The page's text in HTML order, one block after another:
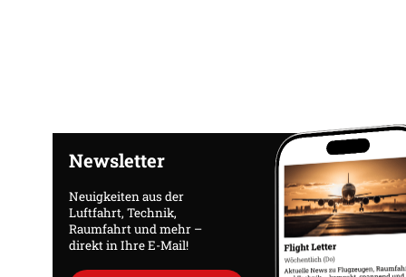
Newsletter
Neuigkeiten aus der
Luftfahrt, Technik,
Raumfahrt und mehr –
direkt in Ihre E-Mail!